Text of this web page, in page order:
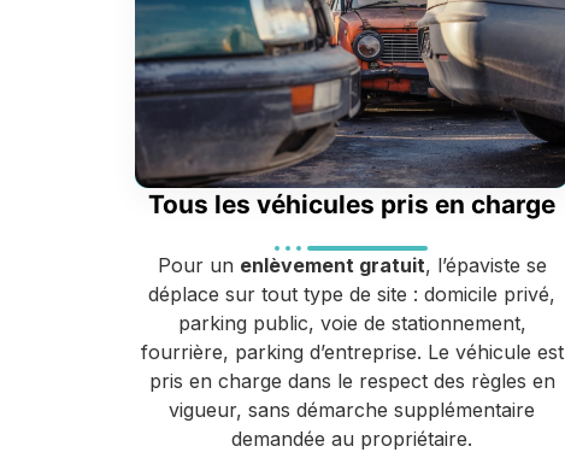
Tous les véhicules pris en charge
Pour un enlèvement gratuit, l’épaviste se
déplace sur tout type de site : domicile privé,
parking public, voie de stationnement,
fourrière, parking d’entreprise. Le véhicule est
pris en charge dans le respect des règles en
vigueur, sans démarche supplémentaire
demandée au propriétaire.